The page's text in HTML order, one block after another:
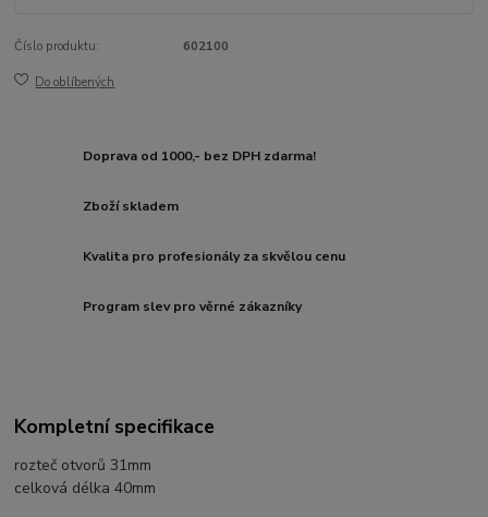
Číslo produktu: 602100
Do oblíbených
Doprava od 1000,- bez DPH zdarma!
Zboží skladem
Kvalita pro profesionály za skvělou cenu
Program slev pro věrné zákazníky
Kompletní specifikace
rozteč otvorů 31mm
celková délka 40mm